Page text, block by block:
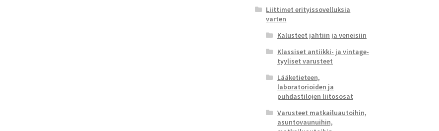
Liittimet erityissovelluksia
varten
Kalusteet jahtiin ja veneisiin
Klassiset antiikki- ja vintage-
tyyliset varusteet
Lääketieteen,
laboratorioiden ja
puhdastilojen liitososat
Varusteet matkailuautoihin,
asuntovaunuihin,